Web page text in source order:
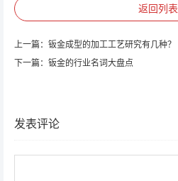
返回列表
上一篇： 钣金成型的加工工艺研究有几种？
下一篇： 钣金的行业名词大盘点
发表评论